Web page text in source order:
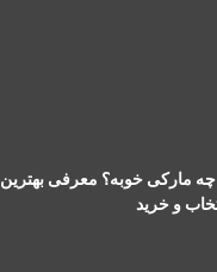
مارکی خوبه؟ معرفی بهترین
و خرید